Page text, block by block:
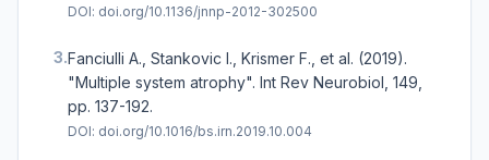
DOI: doi.org/10.1136/jnnp-2012-302500
3.Fanciulli A., Stankovic I., Krismer F., et al. (2019).
"Multiple system atrophy". Int Rev Neurobiol, 149,
pp. 137-192.
DOI: doi.org/10.1016/bs.irn.2019.10.004